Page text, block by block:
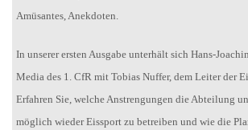
Amüsantes, Anekdoten.
In unserer ersten Ausgabe unterhält sich Hans-
Media des 1. CfR mit Tobias Nuffer, dem Leiter der
Erfahren Sie, welche Anstrengungen die Abteilung
möglich wieder Eissport zu betreiben und wie die